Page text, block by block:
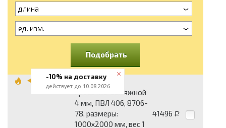
длина
ед. изм.
Подобрать
Лист стальной
просечно-вытяжной
4 мм, ПВЛ 406, 8706-
78, размеры:
1000x2000 мм, вес 1
41496 Р
-10% на доставку
действует до 10.08.2026